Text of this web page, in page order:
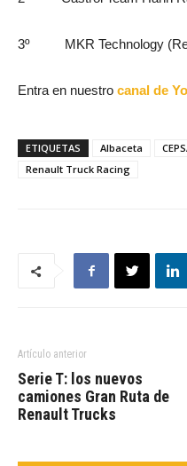
3º MKR Technology
Entra en nuestro canal de
ETIQUETAS Albaceta
Renault Truck Racing
Artículo anterior
Serie T: los nuevos
camiones Gran Ruta de
Renault Trucks